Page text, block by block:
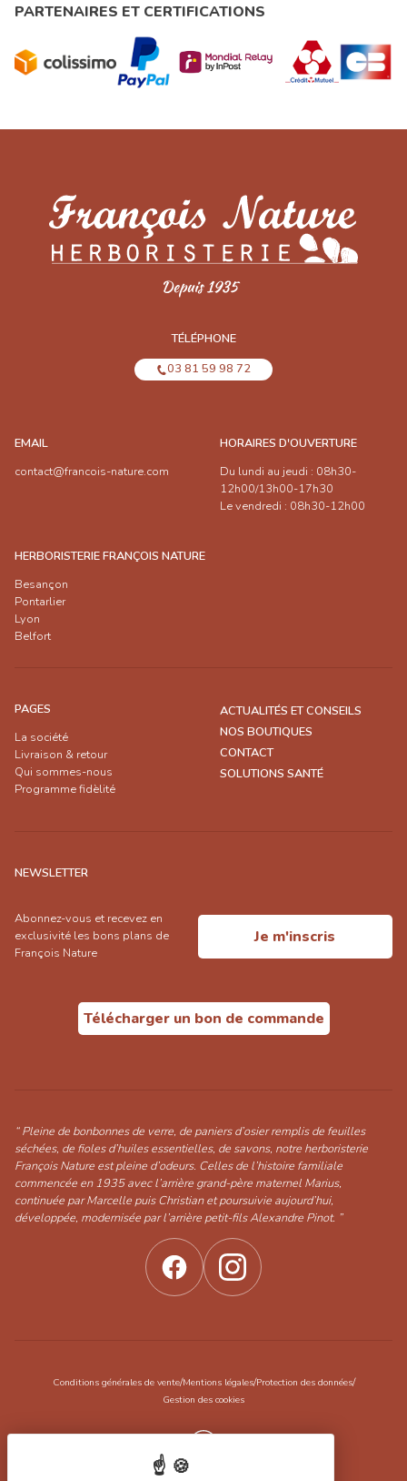
PARTENAIRES ET CERTIFICATIONS
TÉLÉPHONE
03 81 59 98 72
EMAIL
contact@francois-nature.com
HORAIRES D'OUVERTURE
Du lundi au jeudi : 08h30-
12h00/13h00-17h30
Le vendredi : 08h30-12h00
HERBORISTERIE FRANÇOIS NATURE
Besançon
Pontarlier
Lyon
Belfort
PAGES
La société
Livraison & retour
Qui sommes-nous
Programme fidèlité
ACTUALITÉS ET CONSEILS
NOS BOUTIQUES
CONTACT
SOLUTIONS SANTÉ
NEWSLETTER
Abonnez-vous et recevez en
exclusivité les bons plans de
François Nature
Je m'inscris
Télécharger un bon de commande
“ Pleine de bonbonnes de verre, de paniers d’osier remplis de feuilles
séchées, de fioles d’huiles essentielles, de savons, notre herboristerie
François Nature est pleine d’odeurs. Celles de l’histoire familiale
commencée en 1935 avec l’arrière grand-père maternel Marius,
continuée par Marcelle puis Christian et poursuivie aujourd’hui,
développée, modernisée par l’arrière petit-fils Alexandre Pinot. ”
Conditions générales de vente/Mentions légales/Protection des données/
Gestion des cookies
Réalisation Koredge